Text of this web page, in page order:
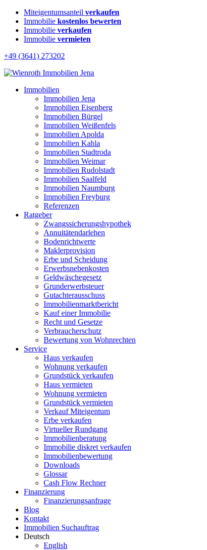
Miteigentumsanteil verkaufen
Immobilie kostenlos bewerten
Immobilie verkaufen
Immobilie vermieten
+49 (3641) 273202
Immobilien
Immobilien Jena
Immobilien Eisenberg
Immobilien Bürgel
Immobilien Weißenfels
Immobilien Apolda
Immobilien Kahla
Immobilien Stadtroda
Immobilien Weimar
Immobilien Rudolstadt
Immobilien Saalfeld
Immobilien Naumburg
Immobilien Freyburg
Referenzen
Ratgeber
Zwangssicherungshypothek
Annuitätendarlehen
Bodenrichtwerte
Maklerprovision
Erbe und Scheidung
Erwerbsnebenkosten
Geldwäschegesetz
Grunderwerbsteuer
Gutachterausschuss
Immobilienmarktbericht
Kauf einer Immobilie
Recht und Gesetze
Verbraucherschutz
Bewertung von Wohnrechten
Service
Haus verkaufen
Wohnung verkaufen
Grundstück verkaufen
Haus vermieten
Wohnung vermieten
Grundstück vermieten
Verkauf Miteigentum
Erbe verkaufen
Virtueller Rundgang
Immobilienberatung
Immobilie diskret verkaufen
Immobilienbewertung
Downloads
Glossar
Cash Flow Rechner
Finanzierung
Finanzierungsanfrage
Blog
Kontakt
Immobilien Suchauftrag
Deutsch
English